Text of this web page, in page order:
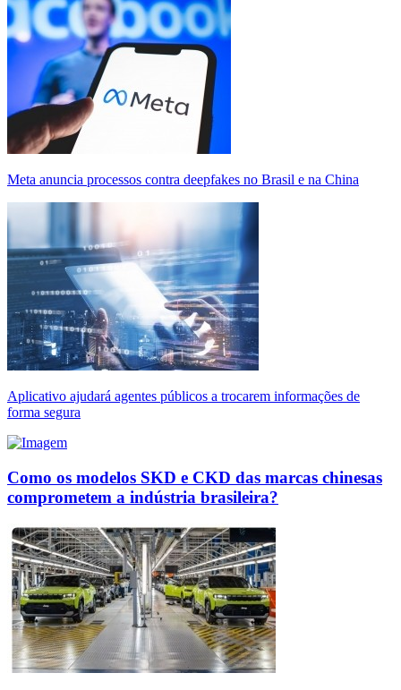
Meta anuncia processos contra deepfakes no Brasil e na China
Aplicativo ajudará agentes públicos a trocarem informações de
forma segura
Como os modelos SKD e CKD das marcas chinesas
comprometem a indústria brasileira?